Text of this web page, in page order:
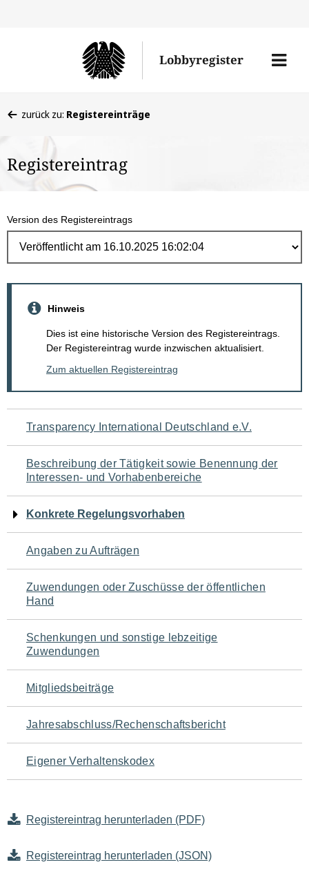
Lobbyregister
Menü
befinden
hier:
zurück zu: Registereinträge
Registereintrag
Version des Registereintrags
Hinweis
Dies ist eine historische Version des Registereintrags.
Der Registereintrag wurde inzwischen aktualisiert.
Zum aktuellen Registereintrag
Navigation
für
den
Seiteninhalt
Transparency International Deutschland e.V.
Beschreibung der Tätigkeit sowie Benennung der
Interessen- und Vorhabenbereiche
Konkrete Regelungsvorhaben
Angaben zu Aufträgen
Zuwendungen oder Zuschüsse der öffentlichen
Hand
Schenkungen und sonstige lebzeitige
Zuwendungen
Mitgliedsbeiträge
Jahresabschluss/Rechenschaftsbericht
Eigener Verhaltenskodex
Registereintrag herunterladen (PDF)
Registereintrag herunterladen (JSON)